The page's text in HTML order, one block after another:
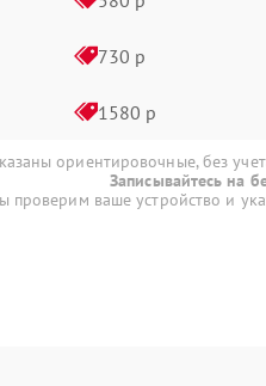
730 р
1580 р
ориентировочные, без
Записывайтесь на
проверим ваше устройство и